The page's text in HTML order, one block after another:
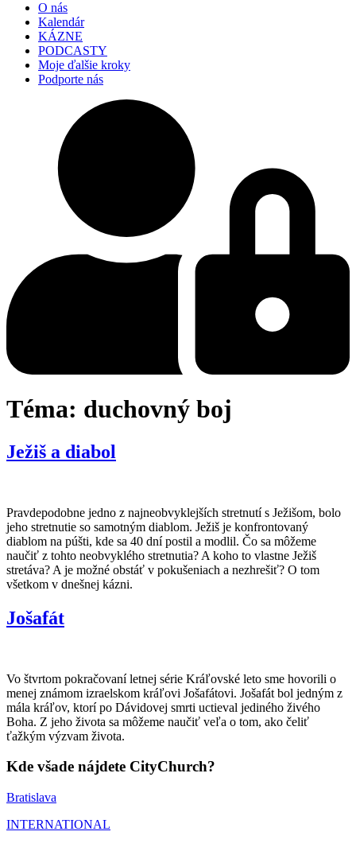
O nás
Kalendár
KÁZNE
PODCASTY
Moje ďalšie kroky
Podporte nás
Téma: duchovný boj
Ježiš a diabol
Pravdepodobne jedno z najneobvyklejších stretnutí s Ježišom, bolo
jeho stretnutie so samotným diablom. Ježiš je konfrontovaný
diablom na púšti, kde sa 40 dní postil a modlil. Čo sa môžeme
naučiť z tohto neobvyklého stretnutia? A koho to vlastne Ježiš
stretáva? A je možné obstáť v pokušeniach a nezhrešiť? O tom
všetkom v dnešnej kázni.
Jošafát
Vo štvrtom pokračovaní letnej série Kráľovské leto sme hovorili o
menej známom izraelskom kráľovi Jošafátovi. Jošafát bol jedným z
mála kráľov, ktorí po Dávidovej smrti uctieval jediného živého
Boha. Z jeho života sa môžeme naučiť veľa o tom, ako čeliť
ťažkým výzvam života.
Kde všade nájdete CityChurch?
Bratislava
INTERNATIONAL